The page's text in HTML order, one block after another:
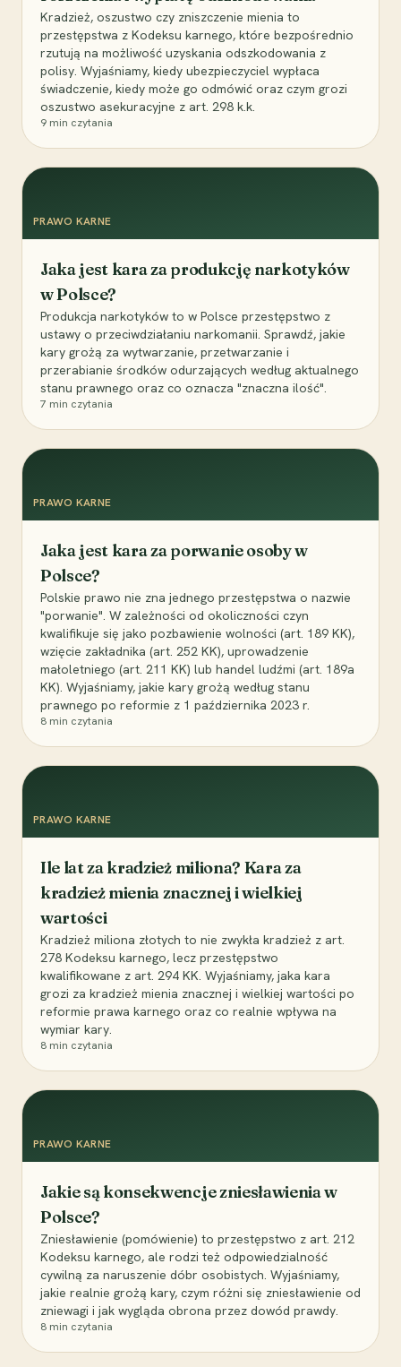
Kradzież, oszustwo czy zniszczenie mienia to
przestępstwa z Kodeksu karnego, które bezpośrednio
rzutują na możliwość uzyskania odszkodowania z
polisy. Wyjaśniamy, kiedy ubezpieczyciel wypłaca
świadczenie, kiedy może go odmówić oraz czym grozi
oszustwo asekuracyjne z art. 298 k.k.
9 min czytania
PRAWO KARNE
Jaka jest kara za produkcję narkotyków
w Polsce?
Produkcja narkotyków to w Polsce przestępstwo z
ustawy o przeciwdziałaniu narkomanii. Sprawdź, jakie
kary grożą za wytwarzanie, przetwarzanie i
przerabianie środków odurzających według aktualnego
stanu prawnego oraz co oznacza "znaczna ilość".
7 min czytania
PRAWO KARNE
Jaka jest kara za porwanie osoby w
Polsce?
Polskie prawo nie zna jednego przestępstwa o nazwie
"porwanie". W zależności od okoliczności czyn
kwalifikuje się jako pozbawienie wolności (art. 189 KK),
wzięcie zakładnika (art. 252 KK), uprowadzenie
małoletniego (art. 211 KK) lub handel ludźmi (art. 189a
KK). Wyjaśniamy, jakie kary grożą według stanu
prawnego po reformie z 1 października 2023 r.
8 min czytania
PRAWO KARNE
Ile lat za kradzież miliona? Kara za
kradzież mienia znacznej i wielkiej
wartości
Kradzież miliona złotych to nie zwykła kradzież z art.
278 Kodeksu karnego, lecz przestępstwo
kwalifikowane z art. 294 KK. Wyjaśniamy, jaka kara
grozi za kradzież mienia znacznej i wielkiej wartości po
reformie prawa karnego oraz co realnie wpływa na
wymiar kary.
8 min czytania
PRAWO KARNE
Jakie są konsekwencje zniesławienia w
Polsce?
Zniesławienie (pomówienie) to przestępstwo z art. 212
Kodeksu karnego, ale rodzi też odpowiedzialność
cywilną za naruszenie dóbr osobistych. Wyjaśniamy,
jakie realnie grożą kary, czym różni się zniesławienie od
zniewagi i jak wygląda obrona przez dowód prawdy.
8 min czytania